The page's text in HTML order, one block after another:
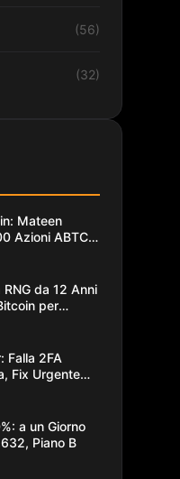
(56)
(32)
Mateen
Azioni ABTC
da 12 Anni
per
Falla 2FA
Fix Urgente
a un Giorno
Piano B